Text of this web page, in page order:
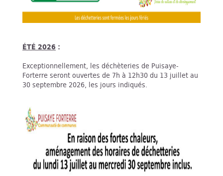
ÉTÉ 2026 :
Exceptionnellement, les déchèteries de Puisaye-
Forterre seront ouvertes de 7h à 12h30 du 13 juillet au
30 septembre 2026, les jours indiqués.